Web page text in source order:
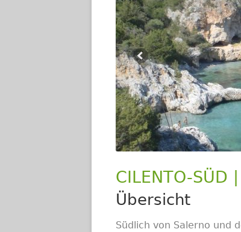
CILENTO-SÜD
Übersicht
Südlich von Salerno und